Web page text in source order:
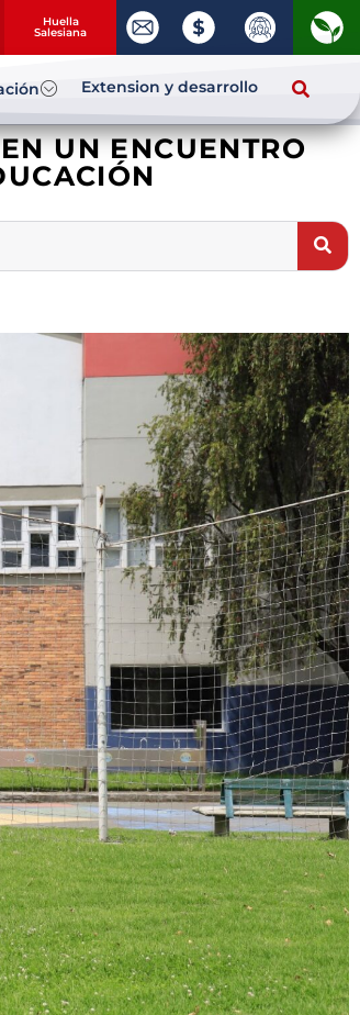
Huella
Salesiana
Extension y desarrollo
UN ENCUENTRO